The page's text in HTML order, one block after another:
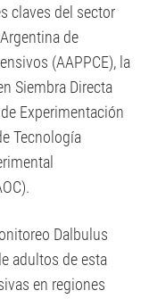
claves del sector
de
(AAPPCE), la
Siembra Directa
Experimentación
Tecnología
Dalbulus
adultos de esta
en regiones